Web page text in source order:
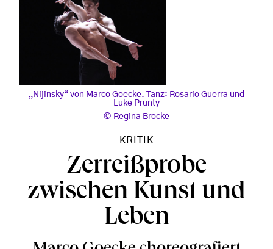
„Nijinsky“ von Marco Goecke. Tanz: Rosario Guerra und
Luke Prunty
Regina Brocke
KRITIK
Zerreißprobe
zwischen Kunst und
Leben